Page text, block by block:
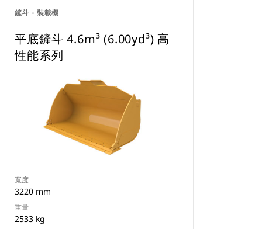
鏟斗 - 裝載機
平底鏟斗 4.6m³ (6.00yd³) 高
性能系列
寬度
3220 mm
重量
2533 kg